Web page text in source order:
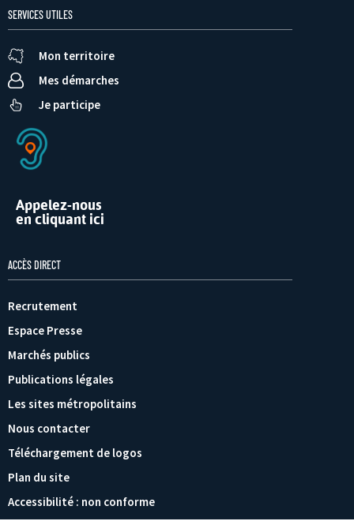
SERVICES UTILES
Mon territoire
Mes démarches
Je participe
Appelez-nous
en cliquant ici
ACCÈS DIRECT
Recrutement
Espace Presse
Marchés publics
Publications légales
Les sites métropolitains
Nous contacter
Téléchargement de logos
Plan du site
Accessibilité : non conforme